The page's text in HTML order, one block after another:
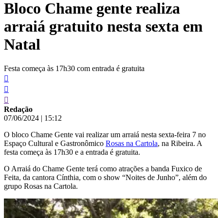
conteúdo
Bloco Chame gente realiza
arraiá gratuito nesta sexta em
Natal
Festa começa às 17h30 com entrada é gratuita
Redação
07/06/2024 | 15:12
O bloco Chame Gente vai realizar um arraiá nesta sexta-feira 7 no
Espaço Cultural e Gastronômico Rosas na Cartola, na Ribeira. A
festa começa às 17h30 e a entrada é gratuita.
O Arraiá do Chame Gente terá como atrações a banda Fuxico de
Feita, da cantora Cínthia, com o show “Noites de Junho”, além do
grupo Rosas na Cartola.